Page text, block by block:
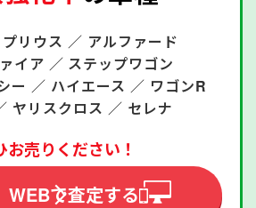
プリウス ／ アルファード
イア ／ ステップワゴン
ー ／ ハイエース ／ ワゴンR
ヤリスクロス ／ セレナ
お売りください！
WEBで査定する